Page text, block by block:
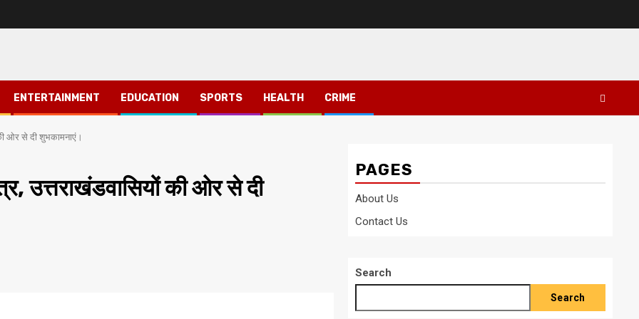
ENTERTAINMENT EDUCATION SPORTS HEALTH CRIME
ओर से दी शुभकामनाएं।
उत्तराखंडवासियों की ओर से दी
PAGES
About Us
Contact Us
Search
Search